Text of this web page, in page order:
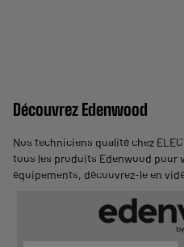
Découvrez Edenwood
Nos techniciens qualité chez
tous les produits Edenwood pour
équipements, découvrez-le en